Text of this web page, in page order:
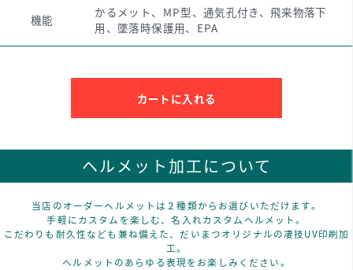
機能
かるメット、MP型、通気孔付き、飛来物落下
用、墜落時保護用、EPA
カートに入れる
ヘルメット加工について
当店のオーダーヘルメットは２種類からお選びいただけます。
手軽にカスタムを楽しむ、名入れカスタムヘルメット。
こだわりも耐久性なども兼ね備えた、だいまつオリジナルの凄技UV印刷加
工。
ヘルメットのあらゆる表現をお楽しみください。